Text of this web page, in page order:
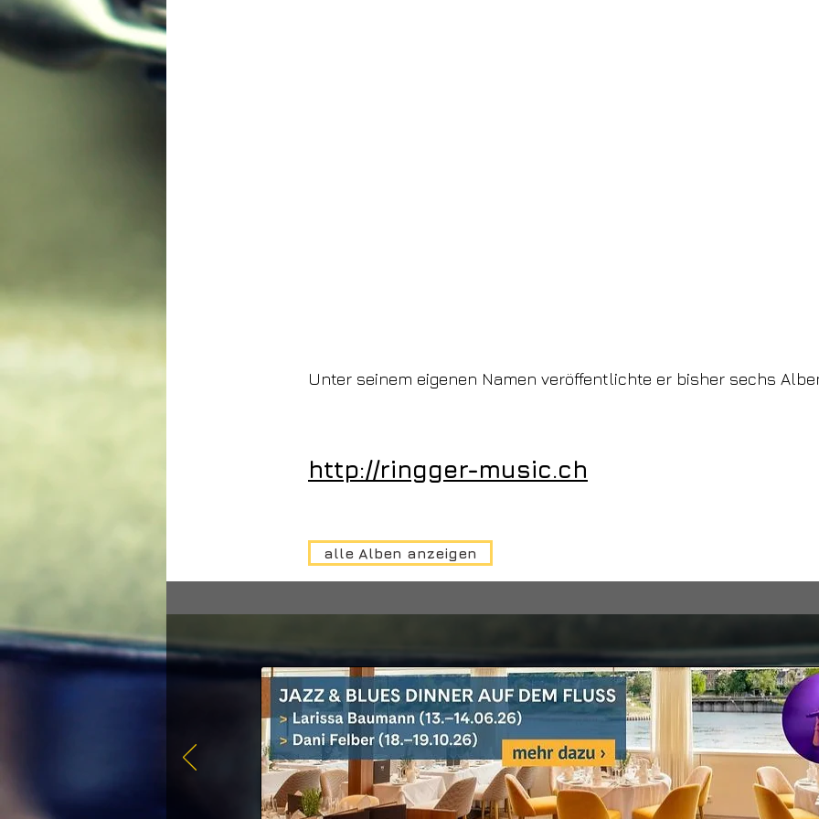
Unter seinem eigenen Namen veröffentlichte er bisher sechs
http://ringger-music.ch
alle Alben anzeigen